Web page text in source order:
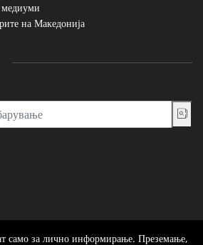
медиуми
на Македонија
само за лично информирање. Преземање,